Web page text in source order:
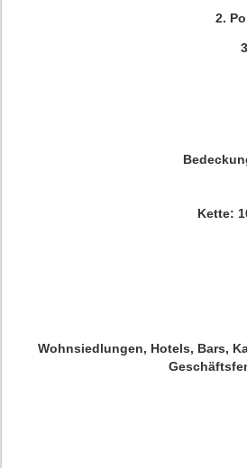
2.
Kette:
Wohnsiedlungen, Hotels, Bars,